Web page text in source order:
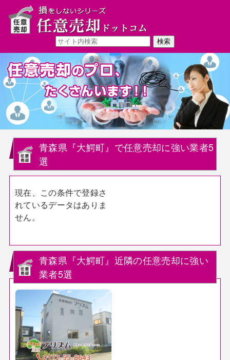
青森県『大鰐町』で任意売却に強い業者5
選
現在、この条件で登録さ
れているデータはありま
せん。
青森県『大鰐町』近隣の任意売却に強い
業者5選